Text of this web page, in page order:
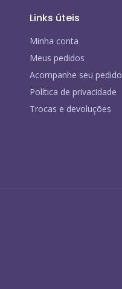
Links úteis
Minha conta
Meus pedidos
Acompanhe seu pedido
Política de privacidade
Trocas e devoluções